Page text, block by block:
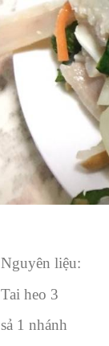
Nguyên liệu:
Tai heo 3
sả 1 nhánh